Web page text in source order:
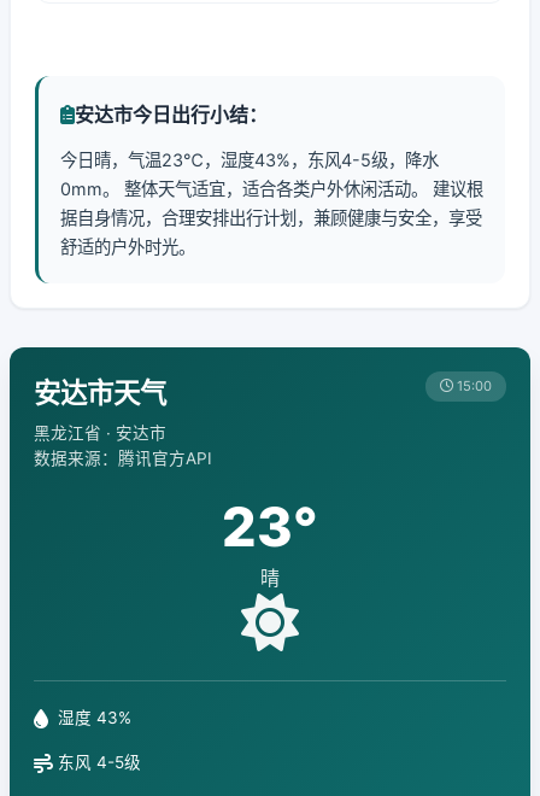
安达市今日出行小结：
今日晴，气温23℃，湿度43%，东风4-5级，降水
0mm。 整体天气适宜，适合各类户外休闲活动。 建议根
据自身情况，合理安排出行计划，兼顾健康与安全，享受
舒适的户外时光。
安达市天气
黑龙江省 · 安达市
数据来源：腾讯官方API
15:00
23°
晴
湿度 43%
东风 4-5级